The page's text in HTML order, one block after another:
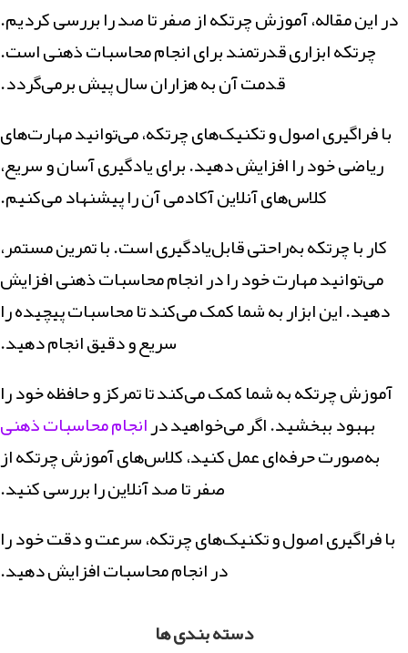
در این مقاله، آموزش چرتکه از صفر تا صد را بررسی کردیم.
چرتکه ابزاری قدرتمند برای انجام محاسبات ذهنی است.
قدمت آن به هزاران سال پیش برمی‌گردد.
با فراگیری اصول و تکنیک‌های چرتکه، می‌توانید مهارت‌های
ریاضی خود را افزایش دهید. برای یادگیری آسان و سریع،
کلاس‌های آنلاین آکادمی آن را پیشنهاد می‌کنیم.
کار با چرتکه به‌راحتی قابل‌یادگیری است. با تمرین مستمر،
می‌توانید مهارت خود را در انجام محاسبات ذهنی افزایش
دهید. این ابزار به شما کمک می‌کند تا محاسبات پیچیده را
سریع و دقیق انجام دهید.
آموزش چرتکه به شما کمک می‌کند تا تمرکز و حافظه خود را
بهبود ببخشید. اگر می‌خواهید درانجام محاسبات ذهنی
به‌صورت حرفه‌ای عمل کنید، کلاس‌های آموزش چرتکه از
صفر تا صد آنلاین را بررسی کنید.
با فراگیری اصول و تکنیک‌های چرتکه، سرعت و دقت خود را
در انجام محاسبات افزایش دهید.
دسته بندی ها